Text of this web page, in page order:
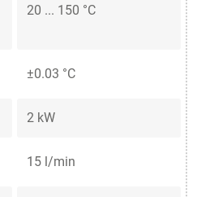
20 ... 150 °C
±0.03 °C
2 kW
15 l/min